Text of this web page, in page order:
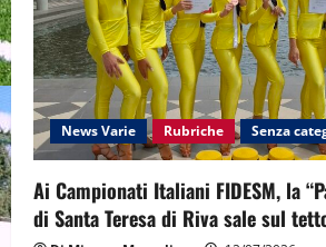
News Varie Rubriche Senza
Ai Campionati Italiani FIDESM, la
di Santa Teresa di Riva sale sul